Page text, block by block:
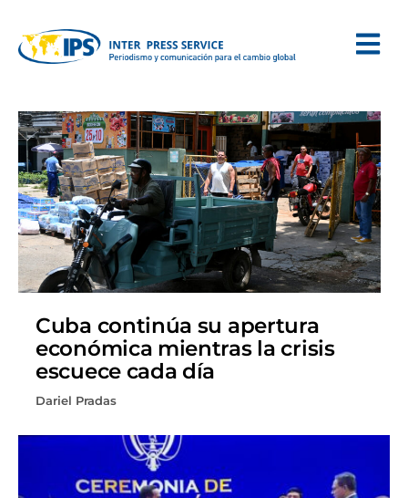
Cuba continúa su apertura
económica mientras la crisis
escuece cada día
Dariel Pradas